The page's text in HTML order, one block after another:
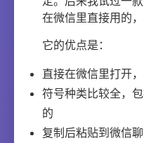
在微信里直接用的
它的优点是：
直接在微信里打开
符号种类比较全，
的
复制后粘贴到微信